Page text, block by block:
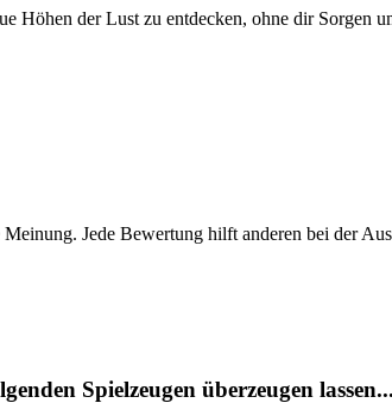
Höhen der Lust zu entdecken, ohne dir Sorgen
Jede Bewertung hilft anderen bei der
Spielzeugen überzeugen lassen...